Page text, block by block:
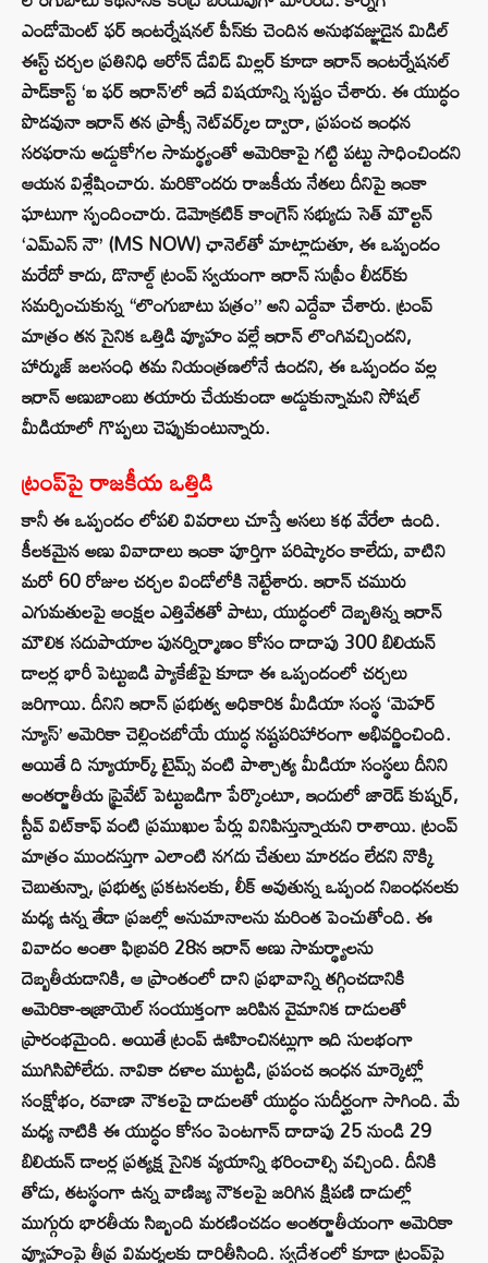
ఎండోమెంట్ ఫర్ ఇంటర్నేషనల్ పీస్‌కు చెందిన అనుభవజ్ఞుడైన మిడిల్
ఈస్ట్ చర్చల ప్రతినిధి ఆరోన్ డేవిడ్ మిల్లర్ కూడా ఇరాన్ ఇంటర్నేషనల్
పాడ్‌కాస్ట్ ‘ఐ ఫర్ ఇరాన్’లో ఇదే విషయాన్ని స్పష్టం చేశారు. ఈ యుద్ధం
పొడవునా ఇరాన్ తన ప్రాక్సీ నెట్‌వర్క్‌ల ద్వారా, ప్రపంచ ఇంధన
సరఫరాను అడ్డుకోగల సామర్థ్యంతో అమెరికాపై గట్టి పట్టు సాధించిందని
ఆయన విశ్లేషించారు. మరికొందరు రాజకీయ నేతలు దీనిపై ఇంకా
ఘాటుగా స్పందించారు. డెమోక్రటిక్ కాంగ్రెస్ సభ్యుడు సెత్ మౌల్టన్
‘ఎమ్ఎస్ నౌ’ (MS NOW) ఛానెల్‌తో మాట్లాడుతూ, ఈ ఒప్పందం
మరేదో కాదు, డొనాల్డ్ ట్రంప్ స్వయంగా ఇరాన్ సుప్రీం లీడర్‌కు
సమర్పించుకున్న “లొంగుబాటు పత్రం” అని ఎద్దేవా చేశారు. ట్రంప్
మాత్రం తన సైనిక ఒత్తిడి వ్యూహం వల్లే ఇరాన్ లొంగివచ్చిందని,
హార్ముజ్ జలసంధి తమ నియంత్రణలోనే ఉందని, ఈ ఒప్పందం వల్ల
ఇరాన్ అణుబాంబు తయారు చేయకుండా అడ్డుకున్నామని సోషల్
మీడియాలో గొప్పలు చెప్పుకుంటున్నారు.
ట్రంప్‌పై రాజకీయ ఒత్తిడి
కానీ ఈ ఒప్పందం లోపలి వివరాలు చూస్తే అసలు కథ వేరేలా ఉంది.
కీలకమైన అణు వివాదాలు ఇంకా పూర్తిగా పరిష్కారం కాలేదు, వాటిని
మరో 60 రోజుల చర్చల విండోలోకి నెట్టేశారు. ఇరాన్ చమురు
ఎగుమతులపై ఆంక్షల ఎత్తివేతతో పాటు, యుద్ధంలో దెబ్బతిన్న ఇరాన్
మౌలిక సదుపాయాల పునర్నిర్మాణం కోసం దాదాపు 300 బిలియన్
డాలర్ల భారీ పెట్టుబడి ప్యాకేజీపై కూడా ఈ ఒప్పందంలో చర్చలు
జరిగాయి. దీనిని ఇరాన్ ప్రభుత్వ అధికారిక మీడియా సంస్థ ‘మెహర్
న్యూస్’ అమెరికా చెల్లించబోయే యుద్ధ నష్టపరిహారంగా అభివర్ణించింది.
అయితే ది న్యూయార్క్ టైమ్స్ వంటి పాశ్చాత్య మీడియా సంస్థలు దీనిని
అంతర్జాతీయ ప్రైవేట్ పెట్టుబడిగా పేర్కొంటూ, ఇందులో జారెడ్ కుష్నర్,
స్టీవ్ విట్‌కాఫ్ వంటి ప్రముఖుల పేర్లు వినిపిస్తున్నాయని రాశాయి. ట్రంప్
మాత్రం ముందస్తుగా ఎలాంటి నగదు చేతులు మారడం లేదని నొక్కి
చెబుతున్నా, ప్రభుత్వ ప్రకటనలకు, లీక్ అవుతున్న ఒప్పంద నిబంధనలకు
మధ్య ఉన్న తేడా ప్రజల్లో అనుమానాలను మరింత పెంచుతోంది. ఈ
వివాదం అంతా ఫిబ్రవరి 28న ఇరాన్ అణు సామర్థ్యాలను
దెబ్బతీయడానికి, ఆ ప్రాంతంలో దాని ప్రభావాన్ని తగ్గించడానికి
అమెరికా-ఇజ్రాయెల్ సంయుక్తంగా జరిపిన వైమానిక దాడులతో
ప్రారంభమైంది. అయితే ట్రంప్ ఊహించినట్లుగా ఇది సులభంగా
ముగిసిపోలేదు. నావికా దళాల ముట్టడి, ప్రపంచ ఇంధన మార్కెట్లో
సంక్షోభం, రవాణా నౌకలపై దాడులతో యుద్ధం సుదీర్ఘంగా సాగింది. మే
మధ్య నాటికి ఈ యుద్ధం కోసం పెంటగాన్ దాదాపు 25 నుండి 29
బిలియన్ డాలర్ల ప్రత్యక్ష సైనిక వ్యయాన్ని భరించాల్సి వచ్చింది. దీనికి
తోడు, తటస్థంగా ఉన్న వాణిజ్య నౌకలపై జరిగిన క్షిపణి దాడుల్లో
ముగ్గురు భారతీయ సిబ్బంది మరణించడం అంతర్జాతీయంగా అమెరికా
వ్యూహంపై తీవ్ర విమర్శలకు దారితీసింది. స్వదేశంలో కూడా ట్రంప్‌పై